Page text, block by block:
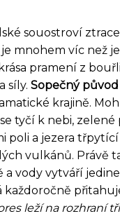
souostroví
mnohem víc než
pramení z
síly. Sopečný
krajině.
tyčí k nebi, zelené
poli a jezera třpytící
vulkánů. Právě
a vody vytváří
každoročně
leží na rozhraní tří